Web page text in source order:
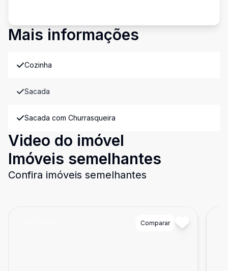
Mais informações
Cozinha
Sacada
Sacada com Churrasqueira
Video do imóvel
Imóveis semelhantes
Confira imóveis semelhantes
Comparar